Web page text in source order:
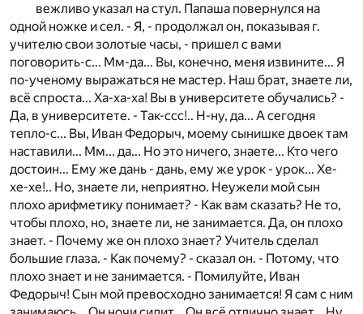
вежливо указал на стул. Папаша повернулся на
одной ножке и сел. - Я, - продолжал он, показывая г.
учителю свои золотые часы, - пришел с вами
поговорить-с... Мм-да... Вы, конечно, меня извините... Я
по-ученому выражаться не мастер. Наш брат, знаете ли,
всё спроста... Ха-ха-ха! Вы в университете обучались? -
Да, в университете. - Так-ссс!.. Н-ну, да... А сегодня
тепло-с... Вы, Иван Федорыч, моему сынишке двоек там
наставили... Мм... да... Но это ничего, знаете... Кто чего
достоин... Ему же дань - дань, ему же урок - урок... Хе-
хе-хе!.. Но, знаете ли, неприятно. Неужели мой сын
плохо арифметику понимает? - Как вам сказать? Не то,
чтобы плохо, но, знаете ли, не занимается. Да, он плохо
знает. - Почему же он плохо знает? Учитель сделал
большие глаза. - Как почему? - сказал он. - Потому, что
плохо знает и не занимается. - Помилуйте, Иван
Федорыч! Сын мой превосходно занимается! Я сам с ним